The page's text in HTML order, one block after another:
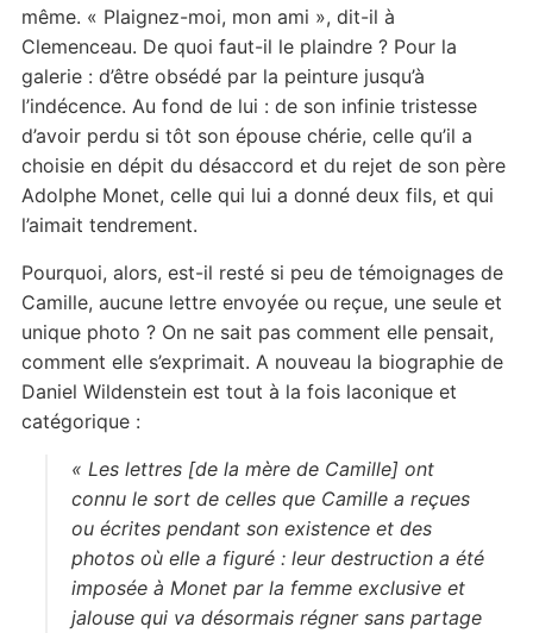
même. « Plaignez-moi, mon ami », dit-il à
Clemenceau. De quoi faut-il le plaindre ? Pour la
galerie : d’être obsédé par la peinture jusqu’à
l’indécence. Au fond de lui : de son infinie tristesse
d’avoir perdu si tôt son épouse chérie, celle qu’il a
choisie en dépit du désaccord et du rejet de son père
Adolphe Monet, celle qui lui a donné deux fils, et qui
l’aimait tendrement.
Pourquoi, alors, est-il resté si peu de témoignages de
Camille, aucune lettre envoyée ou reçue, une seule et
unique photo ? On ne sait pas comment elle pensait,
comment elle s’exprimait. A nouveau la biographie de
Daniel Wildenstein est tout à la fois laconique et
catégorique :
« Les lettres [de la mère de Camille] ont
connu le sort de celles que Camille a reçues
ou écrites pendant son existence et des
photos où elle a figuré : leur destruction a été
imposée à Monet par la femme exclusive et
jalouse qui va désormais régner sans partage